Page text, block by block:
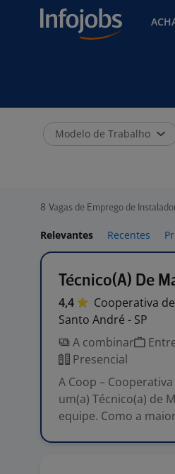
Modelo de Trabalho
8 Vagas de Emprego de
Relevantes Recentes
Técnico(A) De
4,4 Cooperativa de
Santo André - SP
A combinar
Presencial
A Coop –
um(a) Técnico(a) de
equipe. Como a